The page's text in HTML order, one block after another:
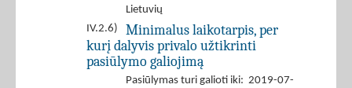
Lietuvių
IV.2.6)
Minimalus laikotarpis, per
kurį dalyvis privalo užtikrinti
pasiūlymo galiojimą
Pasiūlymas turi galioti iki: 2019-07-